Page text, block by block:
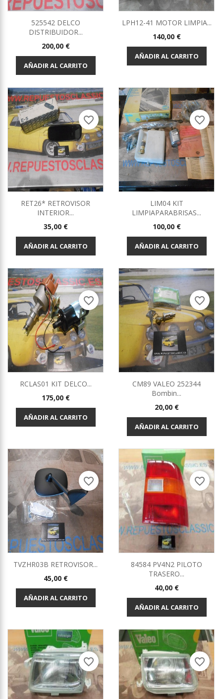
525542 DELCO
DISTRIBUIDOR...
Precio
200,00 €
AÑADIR AL CARRITO
LPH12-41 MOTOR LIMPIA...
Precio
140,00 €
AÑADIR AL CARRITO
RET26* RETROVISOR
INTERIOR...
Precio
35,00 €
AÑADIR AL CARRITO
favorite_border
LIM04 KIT
LIMPIAPARABRISAS...
Precio
100,00 €
AÑADIR AL CARRITO
favorite_border
RCLAS01 KIT DELCO...
Precio
175,00 €
AÑADIR AL CARRITO
favorite_border
CM89 VALEO 252344
Bombin...
Precio
20,00 €
AÑADIR AL CARRITO
favorite_border
TVZHR03B RETROVISOR...
Precio
45,00 €
AÑADIR AL CARRITO
favorite_border
84584 PV4N2 PILOTO
TRASERO...
Precio
40,00 €
AÑADIR AL CARRITO
favorite_border
favorite_border favorite_border